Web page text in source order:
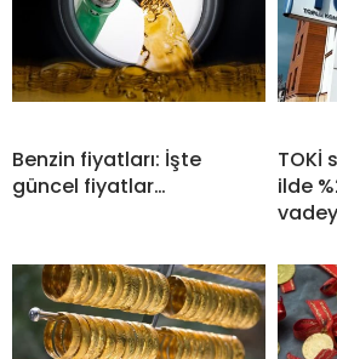
Benzin fiyatları: İşte
güncel fiyatlar…
TOKİ
ilde